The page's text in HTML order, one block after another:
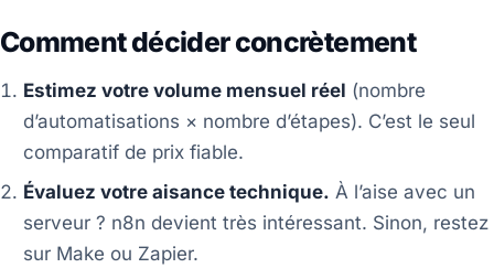
Comment décider concrètement
Estimez votre volume mensuel réel (nombre
d’automatisations × nombre d’étapes). C’est le seul
comparatif de prix fiable.
Évaluez votre aisance technique. À l’aise avec un
serveur ? n8n devient très intéressant. Sinon, restez
sur Make ou Zapier.